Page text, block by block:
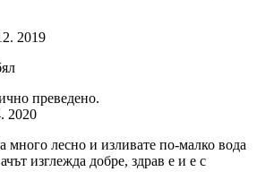
2019
преведено.
2020
много лесно и изливате по-малко вода
изглежда добре, здрав е и е с